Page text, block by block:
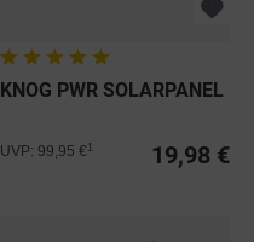
KNOG PWR SOLARPANEL
19,98 €
UVP: 99,95 €